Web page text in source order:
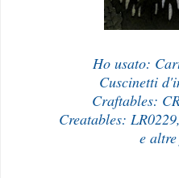
Ho usato:
Cuscinetti
Craftables:
Creatables:
e